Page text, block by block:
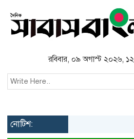
রবিবার, ০৯ অগাস্ট ২০২৬,
নোটিশ: